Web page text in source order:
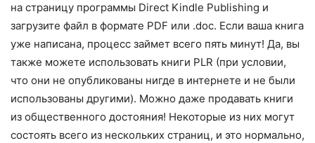
на страницу программы Direct Kindle Publishing и
загрузите файл в формате PDF или .doc. Если ваша книга
уже написана, процесс займет всего пять минут! Да, вы
также можете использовать книги PLR (при условии,
что они не опубликованы нигде в интернете и не были
использованы другими). Можно даже продавать книги
из общественного достояния! Некоторые из них могут
состоять всего из нескольких страниц, и это нормально,